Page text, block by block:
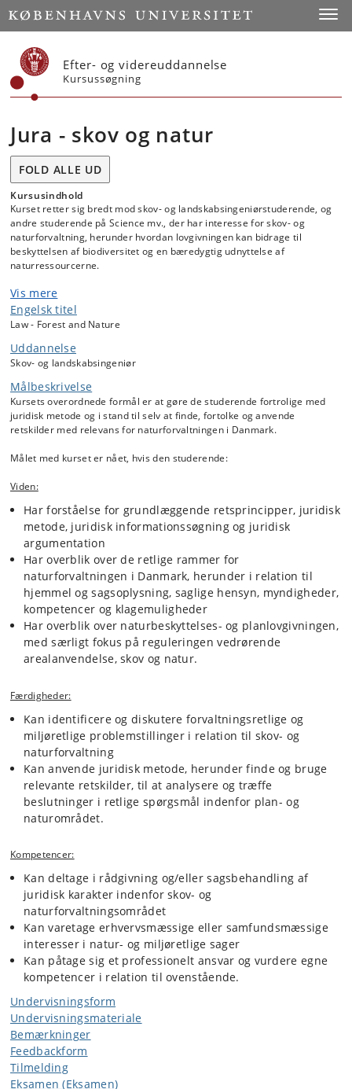
Start
Efter- og videreuddannelse
Kursussøgning
Jura - skov og natur
FOLD ALLE UD
Kursusindhold
Kurset retter sig bredt mod skov- og landskabsingeniørstuderende, og
andre studerende på Science mv., der har interesse for skov- og
naturforvaltning, herunder hvordan lovgivningen kan bidrage til
beskyttelsen af biodiversitet og en bæredygtig udnyttelse af
naturressourcerne.
Kurset giver
forhold til forvaltningsretten, som udgør grundlaget for
myndighedernes sagsbehandling og anden myndighedsudøvelse,
beskyttelsen af natur, landskab og kulturminder.
Den generelle jura på kurset fokuserer på juridisk metode, retskilder
og juridiske værktøjer, myndighedernes rolle, og de forvaltningsretlige
krav, der stilles til myndighedernes afgørelser.
Blandt de konkrete regelsæt, der arbejdes med på kurset, er reglerne
beskyttelseslinjer, fredninger, fredskovspligt og landbrugspligt,
færdselsrettigheder og offentlighedens adgang. Erstatnings- og
Igennem kurset arbejder vi således med konkrete problemstillinger og
sager inden for bl.a. skovloven, naturbeskyttelsesloven,
vandløbsloven, museumsloven, habitatbekendtgørelsen og
indsatsbekendtgørelsens område og har fokus på den grundlæggende
juridiske metode og de forvaltningsretlige rammer.
Vis mere
Engelsk titel
Law - Forest and Nature
Uddannelse
Skov- og landskabsingeniør
Målbeskrivelse
Kursets overordnede formål er at gøre de studerende fortrolige med
juridisk metode og i stand til selv at finde, fortolke og anvende
retskilder med relevans for naturforvaltningen i Danmark.
Målet med kurset er nået, hvis den studerende:
Viden:
Har forståelse for grundlæggende retsprincipper, juridisk
metode, juridisk informationssøgning og juridisk
argumentation
Har overblik over de retlige rammer for
naturforvaltningen i Danmark, herunder i relation til
hjemmel og sagsoplysning, saglige hensyn, myndigheder,
kompetencer og klagemuligheder
Har overblik over naturbeskyttelses- og planlovgivningen,
med særligt fokus på reguleringen vedrørende
arealanvendelse, skov og natur.
Færdigheder:
Kan identificere og diskutere forvaltningsretlige og
miljøretlige problemstillinger i relation til skov- og
naturforvaltning
Kan anvende juridisk metode, herunder finde og bruge
relevante retskilder, til at analysere og træffe
beslutninger i retlige spørgsmål indenfor plan- og
naturområdet.
Kompetencer:
Kan deltage i rådgivning og/eller sagsbehandling af
juridisk karakter indenfor skov- og
naturforvaltningsområdet
Kan varetage erhvervsmæssige eller samfundsmæssige
interesser i natur- og miljøretlige sager
Kan påtage sig et professionelt ansvar og vurdere egne
kompetencer i relation til ovenstående.
Undervisningsform
Undervisningsmateriale
Bemærkninger
Feedbackform
Tilmelding
Eksamen (Eksamen)